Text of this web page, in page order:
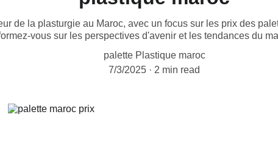
de la plasturgie au Maroc, avec un focus sur les prix des
vous sur les perspectives d'avenir et les tendances du
palette Plastique maroc
7/3/2025
2 min read